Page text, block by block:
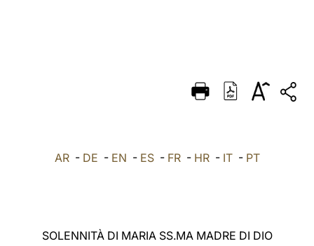
DEUTSCH
العربيّة AR- DE - EN - ES- FR- HR- IT- PT
SOLENNITÀ DI MARIA SS.MA MADRE DI DIO